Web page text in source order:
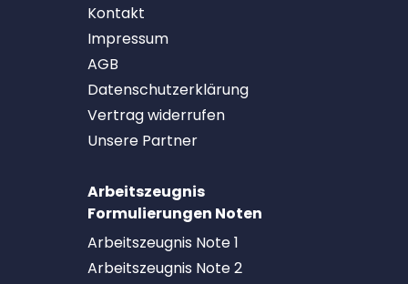
Kontakt
Impressum
AGB
Datenschutzerklärung
Vertrag widerrufen
Unsere Partner
Arbeitszeugnis
Formulierungen Noten
Arbeitszeugnis Note 1
Arbeitszeugnis Note 2